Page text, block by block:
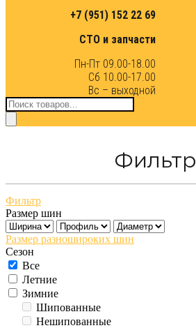
+7 (951) 152 22 69
СТО и запчасти
Пн-Пт 09.00-18.00
Сб 10.00-17.00
Вс – выходной
Поиск
товаров
Фильтр
Фильтр
Размер шин
Размер разношироких шин
Сезон
Все
Летние
Зимние
Шипованные
Нешипованные